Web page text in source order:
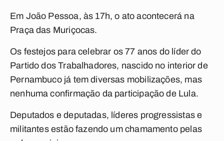
Em João Pessoa, às 17h, o ato acontecerá na
Praça das Muriçocas.
Os festejos para celebrar os 77 anos do líder do
Partido dos Trabalhadores, nascido no interior de
Pernambuco já tem diversas mobilizações, mas
nenhuma confirmação da participação de Lula.
Deputados e deputadas, líderes progressistas e
militantes estão fazendo um chamamento pelas